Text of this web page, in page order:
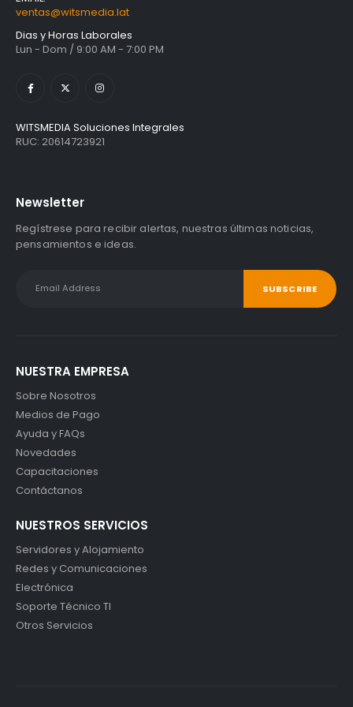
ventas@witsmedia.lat
Dias y Horas Laborales
Lun - Dom / 9:00 AM - 7:00 PM
WITSMEDIA Soluciones Integrales
RUC: 20614723921
Newsletter
Regístrese para recibir alertas, nuestras últimas noticias,
pensamientos e ideas.
NUESTRA EMPRESA
Sobre Nosotros
Medios de Pago
Ayuda y FAQs
Novedades
Capacitaciones
Contáctanos
NUESTROS SERVICIOS
Servidores y Alojamiento
Redes y Comunicaciones
Electrónica
Soporte Técnico TI
Otros Servicios